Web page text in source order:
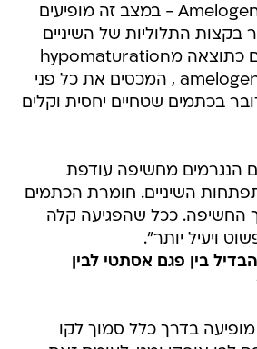
Amelogenesis Imperfecta - במצב זה מופיעים
בקצות התלוליות של השיניים
הקבועות. או כתמים כתוצאה מhypomaturation
amelogenesis imperfecta , המכסים את כל פני
בכתמים שטחיים יחסית וקלים
הנגרמים מחשיפה עודפת
השיניים. חומרת הכתמים
החשיפה. ככל שהפגיעה קלה
ויעיל יותר".
בין פגם אסתטי לבין
בדרך כלל סמוך לקו